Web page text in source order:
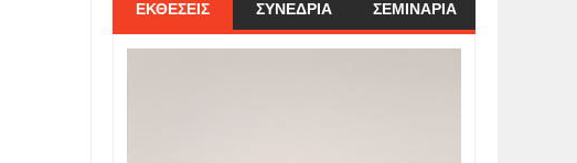
ΕΚΘΕΣΕΙΣ ΣΥΝΕΔΡΙΑ ΣΕΜΙΝΑΡΙΑ